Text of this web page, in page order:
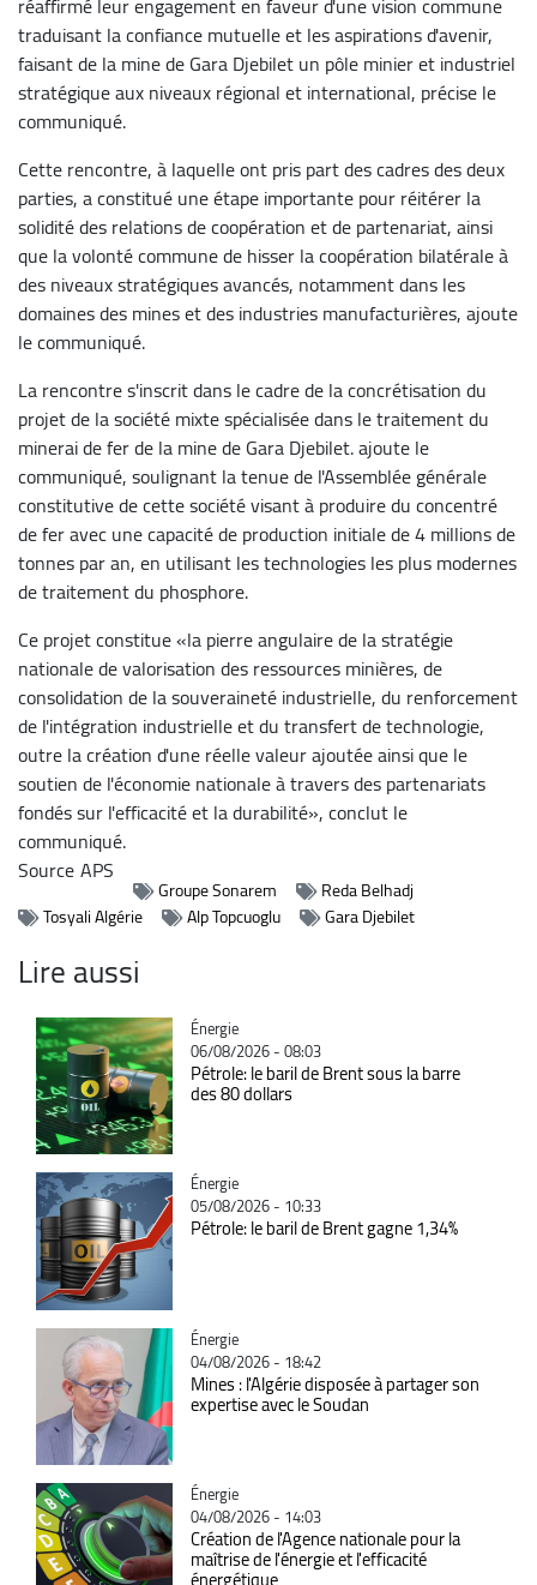
traduisant la confiance mutuelle et les aspirations d'avenir,
faisant de la mine de Gara Djebilet un pôle minier et industriel
stratégique aux niveaux régional et international, précise le
communiqué.
Cette rencontre, à laquelle ont pris part des cadres des deux
parties, a constitué une étape importante pour réitérer la
solidité des relations de coopération et de partenariat, ainsi
que la volonté commune de hisser la coopération bilatérale à
des niveaux stratégiques avancés, notamment dans les
domaines des mines et des industries manufacturières, ajoute
le communiqué.
La rencontre s'inscrit dans le cadre de la concrétisation du
projet de la société mixte spécialisée dans le traitement du
minerai de fer de la mine de Gara Djebilet. ajoute le
communiqué, soulignant la tenue de l'Assemblée générale
constitutive de cette société visant à produire du concentré
de fer avec une capacité de production initiale de 4 millions de
tonnes par an, en utilisant les technologies les plus modernes
de traitement du phosphore.
Ce projet constitue «la pierre angulaire de la stratégie
nationale de valorisation des ressources minières, de
consolidation de la souveraineté industrielle, du renforcement
de l'intégration industrielle et du transfert de technologie,
outre la création d'une réelle valeur ajoutée ainsi que le
soutien de l'économie nationale à travers des partenariats
fondés sur l'efficacité et la durabilité», conclut le
communiqué.
SourceAPS
Groupe Sonarem
Reda Belhadj
Tosyali Algérie
Alp Topcuoglu Gara Djebilet
Lire aussi
Catégorie
Énergie
06/08/2026 - 08:03
Pétrole: le baril de Brent sous la barre
des 80 dollars
Catégorie
Énergie
05/08/2026 - 10:33
Pétrole: le baril de Brent gagne 1,34%
Catégorie
Énergie
04/08/2026 - 18:42
Mines : l'Algérie disposée à partager son
expertise avec le Soudan
Catégorie
Énergie
04/08/2026 - 14:03
Création de l'Agence nationale pour la
maîtrise de l'énergie et l'efficacité